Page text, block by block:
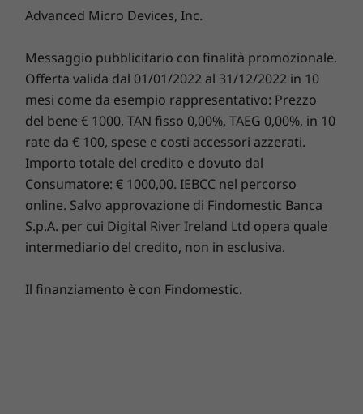
altoparlanti integrati.
Personale e flessibile
ThinkSmart View per Zoom si sincronizza con il
calendario, lo stato, le impostazioni delle
riunioni e il telefono, per offrirti un'esperienza
di comunicazione unificata. Può essere
configurato per la gestione da remoto da
parte del personale IT tramite il portale di
amministrazione oppure è possibile scegliere
touch supporta l'orientamento verticale o
Advanced Micro Devices, Inc.
Messaggio pubblicitario con finalità promozionale.
Offerta valida dal 01/01/2022 al 31/12/2022 in 10
mesi come da esempio rappresentativo: Prezzo
del bene € 1000, TAN fisso 0,00%, TAEG 0,00%, in 10
rate da € 100, spese e costi accessori azzerati.
Importo totale del credito e dovuto dal
Consumatore: € 1000,00. IEBCC nel percorso
online. Salvo approvazione di Findomestic Banca
S.p.A. per cui Digital River Ireland Ltd opera quale
intermediario del credito, non in esclusiva.
Il finanziamento è con Findomestic.